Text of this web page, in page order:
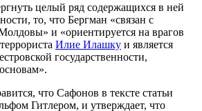
целый ряд содержащихся в ней
то, что Бергман «связан с
и «ориентируется на врагов
Илие Илашку и является
государственности,
что Сафонов в тексте статьи
Гитлером, и утверждает, что